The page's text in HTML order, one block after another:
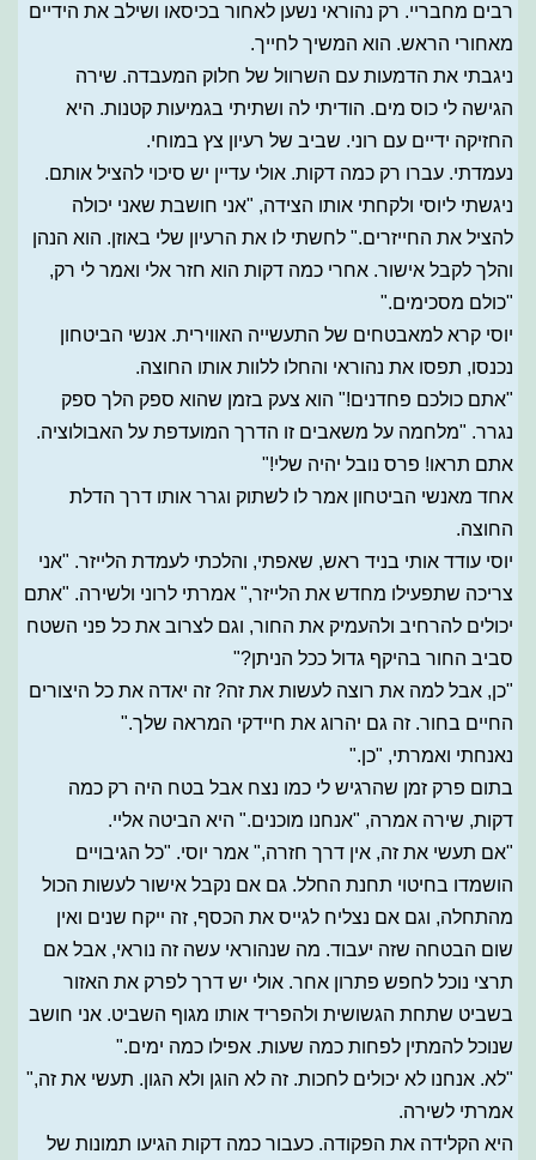
רבים מחבריי. רק נהוראי נשען לאחור בכיסאו ושילב את הידיים
מאחורי הראש. הוא המשיך לחייך.
ניגבתי את הדמעות עם השרוול של חלוק המעבדה. שירה
הגישה לי כוס מים. הודיתי לה ושתיתי בגמיעות קטנות. היא
החזיקה ידיים עם רוני. שביב של רעיון צץ במוחי.
נעמדתי. עברו רק כמה דקות. אולי עדיין יש סיכוי להציל אותם.
ניגשתי ליוסי ולקחתי אותו הצידה, "אני חושבת שאני יכולה
להציל את החייזרים." לחשתי לו את הרעיון שלי באוזן. הוא הנהן
והלך לקבל אישור. אחרי כמה דקות הוא חזר אלי ואמר לי רק,
"כולם מסכימים."
יוסי קרא למאבטחים של התעשייה האווירית. אנשי הביטחון
נכנסו, תפסו את נהוראי והחלו ללוות אותו החוצה.
"אתם כולכם פחדנים!" הוא צעק בזמן שהוא ספק הלך ספק
נגרר. "מלחמה על משאבים זו הדרך המועדפת על האבולוציה.
אתם תראו! פרס נובל יהיה שלי!"
אחד מאנשי הביטחון אמר לו לשתוק וגרר אותו דרך הדלת
החוצה.
יוסי עודד אותי בניד ראש, שאפתי, והלכתי לעמדת הלייזר. "אני
צריכה שתפעילו מחדש את הלייזר," אמרתי לרוני ולשירה. "אתם
יכולים להרחיב ולהעמיק את החור, וגם לצרוב את כל פני השטח
סביב החור בהיקף גדול ככל הניתן?"
"כן, אבל למה את רוצה לעשות את זה? זה יאדה את כל היצורים
החיים בחור. זה גם יהרוג את חיידקי המראה שלך."
נאנחתי ואמרתי, "כן."
בתום פרק זמן שהרגיש לי כמו נצח אבל בטח היה רק כמה
דקות, שירה אמרה, "אנחנו מוכנים." היא הביטה אליי.
"אם תעשי את זה, אין דרך חזרה," אמר יוסי. "כל הגיבויים
הושמדו בחיטוי תחנת החלל. גם אם נקבל אישור לעשות הכול
מהתחלה, וגם אם נצליח לגייס את הכסף, זה ייקח שנים ואין
שום הבטחה שזה יעבוד. מה שנהוראי עשה זה נוראי, אבל אם
תרצי נוכל לחפש פתרון אחר. אולי יש דרך לפרק את האזור
בשביט שתחת הגשושית ולהפריד אותו מגוף השביט. אני חושב
שנוכל להמתין לפחות כמה שעות. אפילו כמה ימים."
"לא. אנחנו לא יכולים לחכות. זה לא הוגן ולא הגון. תעשי את זה,"
אמרתי לשירה.
היא הקלידה את הפקודה. כעבור כמה דקות הגיעו תמונות של